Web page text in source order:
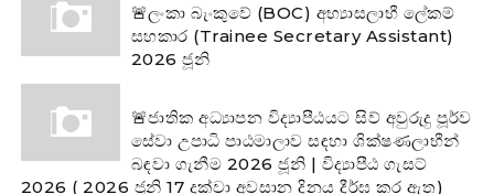
🚨ලංකා බැංකුවේ (BOC) අභ්‍යාසලාභී ලේකම්
සහකාර (Trainee Secretary Assistant)
2026 ජූනි
🚨ජාතික අධ්‍යාපන විද්‍යාපීඨයට සිව් අවුරුදු පූර්ව
සේවා උපාධි පාඨමාලාව සඳහා ශික්ෂණලාභීන්
බඳවා ගැනීම 2026 ජූනි | විද්‍යාපීඨ ගැසට්
2026 ( 2026 ජූනි 17 දක්වා අවසාන දිනය දීර්ඝ කර ඇත)